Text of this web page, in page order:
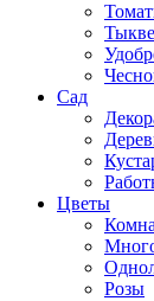
Сад
Цветы
Розы